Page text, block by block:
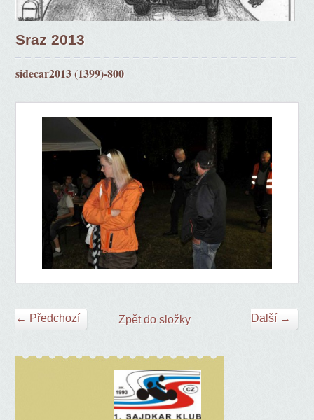
Sraz 2013
sidecar2013 (1399)-800
← Předchozí Další →
Zpět do složky